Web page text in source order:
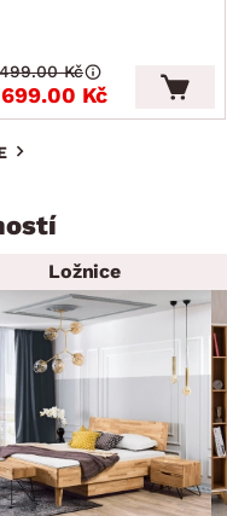
Kč
Kč
Ložnice